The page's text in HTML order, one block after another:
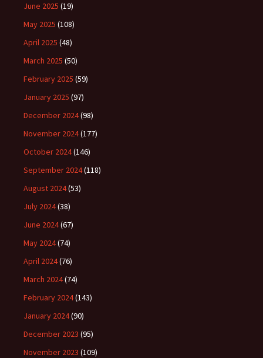
June 2025 (19)
May 2025 (108)
April 2025 (48)
March 2025 (50)
February 2025 (59)
January 2025 (97)
December 2024(98)
November 2024(177)
October 2024(146)
September 2024(118)
August 2024(53)
July 2024(38)
June 2024(67)
May 2024(74)
April 2024(76)
March 2024(74)
February 2024(143)
January 2024(90)
December 2023 (95)
November 2023 (109)